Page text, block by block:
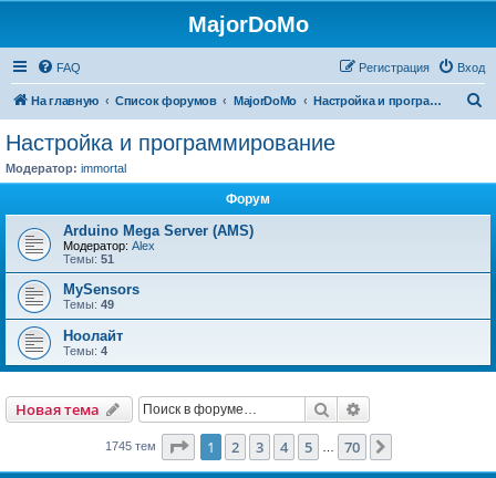
MajorDoMo
FAQ Вход
Регистрация
На главную Список форумов MajorDoMo Настройка и программирование
Настройка и программирование
Модератор: immortal
Форум
Arduino Mega Server (AMS)
Модератор: Alex
Темы: 51
MySensors
Темы: 49
Ноолайт
Темы: 4
Новая тема Поиск
1745 тем Страница из 70
1 2 3 4 5 70